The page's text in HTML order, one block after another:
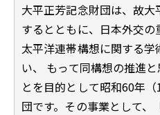
大平正芳記念財団は、故
するとともに、日本外交
太平洋連帯構想に関する
い、 もって同構想の推進
とを目的として昭和60年
団です。その事業として